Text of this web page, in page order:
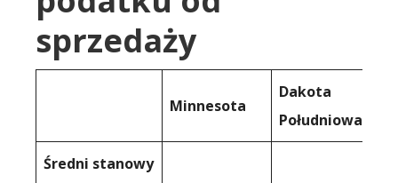
sprzedaży
Minnesota
Dakota
Południowa
Średni stanowy